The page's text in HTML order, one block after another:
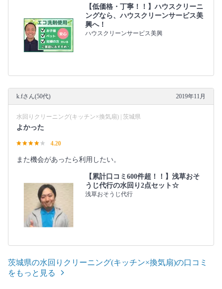
【低価格・丁寧！！】ハウスクリーニ
ングなら、ハウスクリーンサービス美
興へ！
ハウスクリーンサービス美興
k.fさん(50代) 2019年11月
水回りクリーニング(キッチン×換気扇) | 茨城県
よかった
4.20
また機会があったら利用したい。
【累計口コミ600件超！！】浅草おそ
うじ代行の水回り2点セット☆
浅草おそうじ代行
茨城県の水回りクリーニング(キッチン×換気扇)の口コミ
をもっと見る